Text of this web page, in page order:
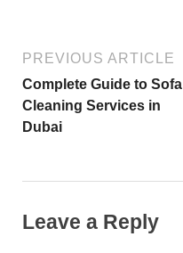
PREVIOUS ARTICLE
Complete Guide to Sofa
Cleaning Services in
Dubai
Leave a Reply